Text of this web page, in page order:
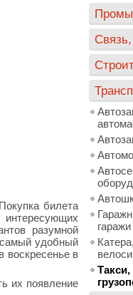
билета
разумной
удобный
воскресенье в
их появление
гаражи